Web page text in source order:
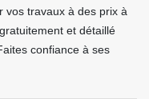
vos travaux à des prix à
et détaillé
confiance à ses